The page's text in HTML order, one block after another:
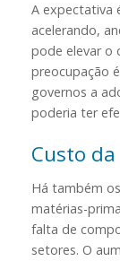
A expectativa
acelerando,
pode elevar o
preocupação
governos a
poderia ter
Custo
Há também
matérias-
falta de
setores. O